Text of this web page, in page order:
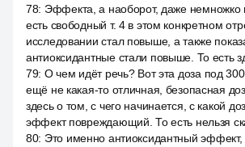
78: Эффекта, а наоборот, даже немножко
есть свободный т. 4 в этом конкретном
исследовании стал повыше, а также
антиоксидантные стали повыше. То есть
79: О чем идёт речь? Вот эта доза под
ещё не какая-то отличная, безопасная
здесь о том, с чего начинается, с какой
эффект повреждающий. То есть нельзя
80: Это именно антиоксидантный эффект,